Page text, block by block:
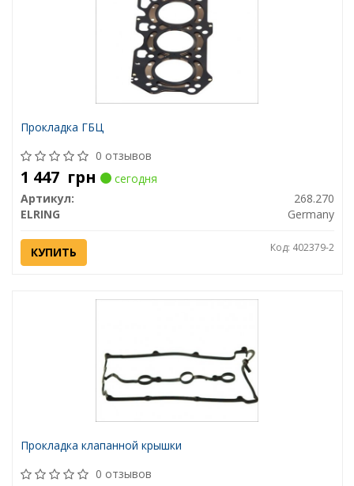
Прокладка ГБЦ
0 отзывов
1 447 грн
сегодня
Артикул:
268.270
ELRING
Germany
КУПИТЬ Код: 402379-2
Прокладка клапанной крышки
0 отзывов